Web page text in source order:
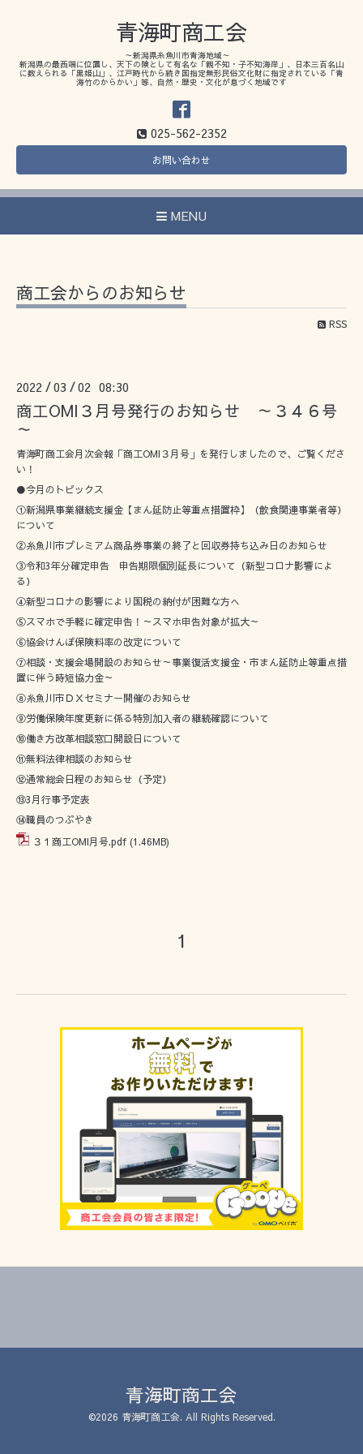
青海町商工会
～新潟県糸魚川市青海地域～
新潟県の最西端に位置し、天下の険として有名な「親不知・子不知海岸」、日本三百名山
に数えられる「黒姫山」、江戸時代から続き国指定無形民俗文化財に指定されている「青
海竹のからかい」等、自然・歴史・文化が息づく地域です
025-562-2352
お問い合わせ
MENU
商工会からのお知らせ
RSS
2022 /03 /02 08:30
商工OMI３月号発行のお知らせ ～３４６号
～
青海町商工会月次会報「商工OMI３月号」を発行しましたので、ご覧くださ
い！
●今月のトピックス
①新潟県事業継続支援金【まん延防止等重点措置枠】（飲食関連事業者等）
について
②糸魚川市プレミアム商品券事業の終了と回収券持ち込み日のお知らせ
③令和3年分確定申告 申告期限個別延長について（新型コロナ影響によ
る）
④新型コロナの影響により国税の納付が困難な方へ
⑤スマホで手軽に確定申告！～スマホ申告対象が拡大～
⑥協会けんぽ保険料率の改定について
⑦相談・支援会場開設のお知らせ～事業復活支援金・市まん延防止等重点措
置に伴う時短協力金～
⑧糸魚川市ＤＸセミナー開催のお知らせ
⑨労働保険年度更新に係る特別加入者の継続確認について
⑩働き方改革相談窓口開設日について
⑪無料法律相談のお知らせ
⑫通常総会日程のお知らせ（予定）
⑬3月行事予定表
⑭職員のつぶやき
３１商工OMI月号.pdf (1.46MB)
1
青海町商工会
©2026 青海町商工会. All Rights Reserved.